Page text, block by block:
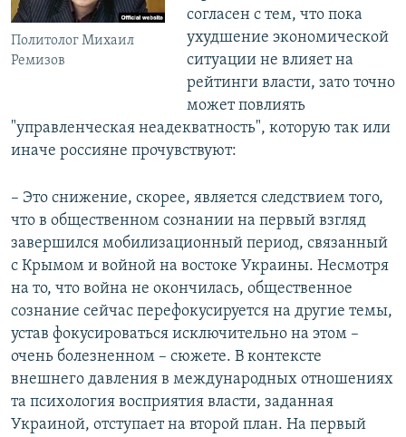
Политолог Михаил
Ремизов
согласен с тем, что пока
ухудшение экономической
ситуации не влияет на
рейтинги власти, зато точно
может повлиять
"управленческая неадекватность", которую так или
иначе россияне прочувствуют:
– Это снижение, скорее, является следствием того,
что в общественном сознании на первый взгляд
завершился мобилизационный период, связанный
с Крымом и войной на востоке Украины. Несмотря
на то, что война не окончилась, общественное
сознание сейчас перефокусируется на другие темы,
устав фокусироваться исключительно на этом –
очень болезненном – сюжете. В контексте
внешнего давления в международных отношениях
та психология восприятия власти, заданная
Украиной, отступает на второй план. На первый